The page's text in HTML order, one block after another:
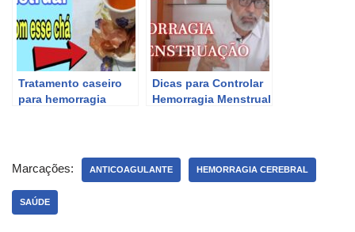
Tratamento caseiro
para hemorragia
Dicas para Controlar
Hemorragia Menstrual
Marcações: ANTICOAGULANTE HEMORRAGIA CEREBRAL
SAÚDE